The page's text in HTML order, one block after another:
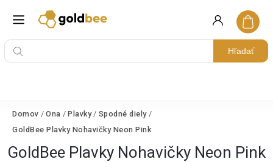
Hľadať
Domov / Ona / Plavky / Spodné diely /
GoldBee Plavky Nohavičky Neon Pink
GoldBee Plavky Nohavičky Neon Pink